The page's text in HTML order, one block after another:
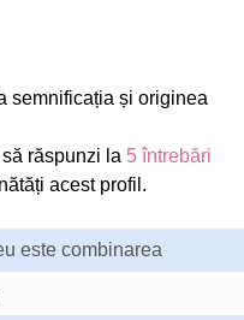
semnificația și originea
răspunzi la 5 întrebări
acest profil.
este combinarea